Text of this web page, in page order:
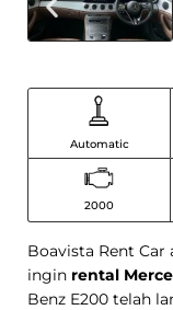
Automatic
2000
Boavista Rent
ingin rental
Benz E200 telah